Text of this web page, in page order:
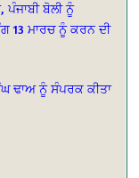
ਪੰਜਾਬੀ ਬੋਲੀ ਨੂੰ
13 ਮਾਰਚ ਨੂੰ ਕਰਨ ਦੀ
ਢਾਅ ਨੂੰ ਸੰਪਰਕ ਕੀਤਾ